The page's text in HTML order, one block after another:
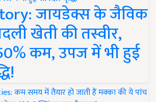
जायडेक्स के जैविक
खेती की तस्वीर,
कम, उपज में भी हुई